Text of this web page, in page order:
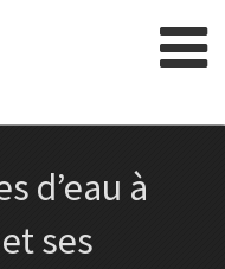
d’eau à
ses